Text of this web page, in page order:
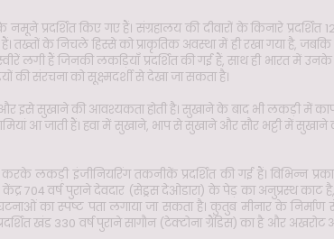
प्रदर्शित किए गए हैं। संग्रहालय की दीवारों के किनारे प्रदर्शित
के निचले हिस्से को प्राकृतिक अवस्था में ही रखा गया है,
लगी हैं जिनकी लकड़ियाँ प्रदर्शित की गई हैं, साथ ही भारत में
की संरचना को सूक्ष्मदर्शी से देखा जा सकता है।
सुखाने की आवश्यकता होती है। सुखाने के बाद भी लकड़ी में काफी
आ जाती हैं। हवा में सुखाने, भाप से सुखाने और सौर भट्टी में सुखाने
लकड़ी इंजीनियरिंग तकनीकें प्रदर्शित की गई हैं। विभिन्न
704 वर्ष पुराने देवदार (सेड्रस देओडारा) के पेड़ का अनुप्रस्थ काट है,
का स्पष्ट पता लगाया जा सकता है। कुतुब मीनार के
खंड 330 वर्ष पुराने सागौन (टेक्टोना ग्रैंडिस) का है और